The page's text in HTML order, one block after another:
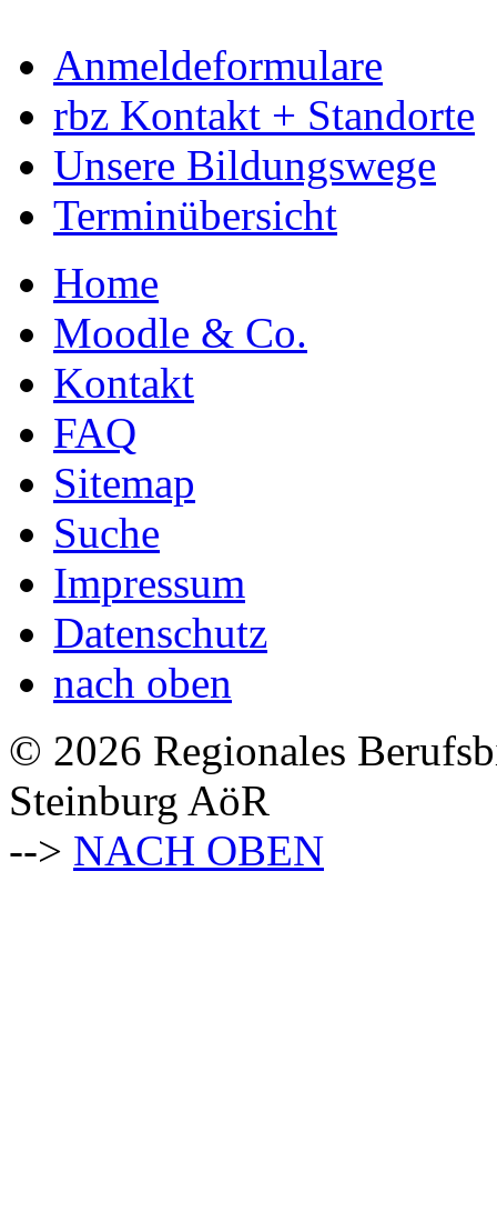
Anmeldeformulare
rbz Kontakt + Standorte
Unsere Bildungswege
Terminübersicht
Home
Moodle & Co.
Kontakt
FAQ
Sitemap
Suche
Impressum
Datenschutz
nach oben
© 2026 Regionales
Steinburg AöR
--> NACH OBEN